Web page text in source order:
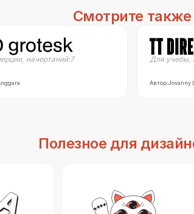
Смотрите также
, начертаний:7 Для учебы,
Автор:Jovanny
Полезное для